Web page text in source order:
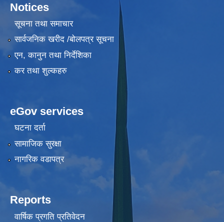
Notices
सूचना तथा समाचार
सार्वजनिक खरीद /बोलपत्र सूचना
एन, कानुन तथा निर्देशिका
कर तथा शुल्कहरु
eGov services
घटना दर्ता
सामाजिक सुरक्षा
नागरिक वडापत्र
Reports
वार्षिक प्रगति प्रतिवेदन